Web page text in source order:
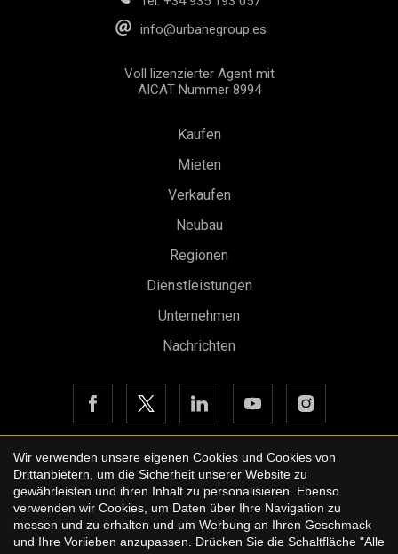
info@urbanegroup.es
Voll lizenzierter Agent mit
AICAT Nummer 8994
Kaufen
Mieten
Verkaufen
Neubau
Regionen
Dienstleistungen
Unternehmen
Nachrichten
Copyright © 2026 Urbane International Real Estate
Rechtshinweis der Website
Datenschutzbestimmungen
Wir verwenden unsere eigenen Cookies und Cookies von
Drittanbietern, um die Sicherheit unserer Website zu
gewährleisten und ihren Inhalt zu personalisieren. Ebenso
verwenden wir Cookies, um Daten über Ihre Navigation zu
messen und zu erhalten und um Werbung an Ihren Geschmack
und Ihre Vorlieben anzupassen. Drücken Sie die Schaltfläche "Alle
Konfiguration speichern Alle akzeptieren